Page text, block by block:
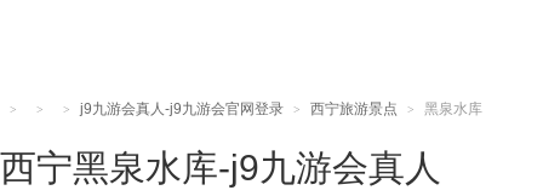
> > > j9九游会真人-j9九游会官网登录 > 西宁旅游景点 > 黑泉水库
西宁黑泉水库-j9九游会真人